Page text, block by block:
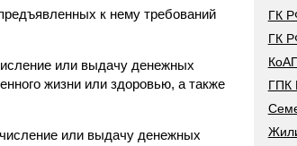
к нему требований
или выдачу денежных
жизни или здоровью, а также
или выдачу денежных
ГК
ГК
ГПК